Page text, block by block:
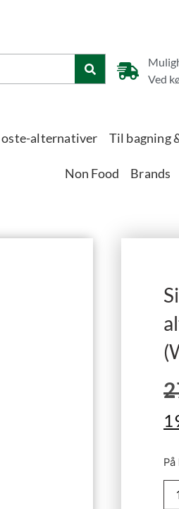
Ved
alternativer Til bagning
Non Food Brands
På